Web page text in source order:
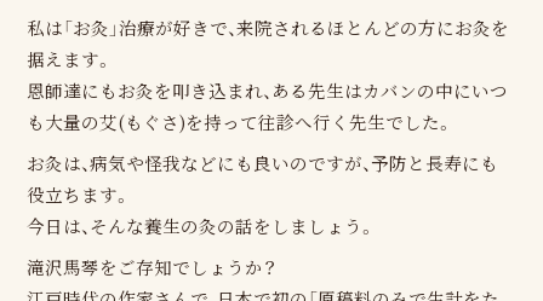
私は「お灸」治療が好きで、来院されるほとんどの方にお灸を
据えます。
恩師達にもお灸を叩き込まれ、ある先生はカバンの中にいつ
も大量の艾(もぐさ)を持って往診へ行く先生でした。
お灸は、病気や怪我などにも良いのですが、予防と長寿にも
役立ちます。
今日は、そんな養生の灸の話をしましょう。
滝沢馬琴をご存知でしょうか？